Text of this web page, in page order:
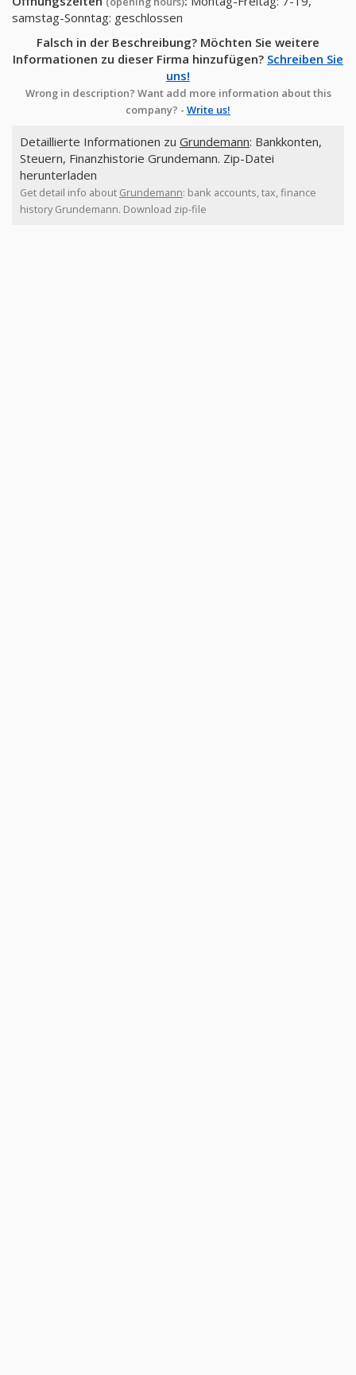
samstag-Sonntag: geschlossen
Falsch in der Beschreibung? Möchten Sie weitere
Informationen zu dieser Firma hinzufügen? Schreiben Sie
uns!
Wrong in description? Want add more information about this
company? - Write us!
Detaillierte Informationen zu Grundemann: Bankkonten,
Steuern, Finanzhistorie Grundemann. Zip-Datei
herunterladen
Get detail info about Grundemann: bank accounts, tax, finance
history Grundemann. Download zip-file